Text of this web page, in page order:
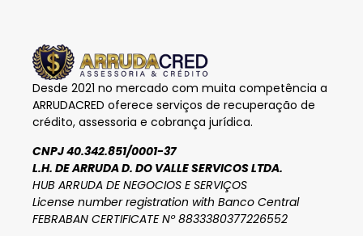
Desde 2021 no mercado com muita competência a
ARRUDACRED oferece serviços de recuperação de
crédito, assessoria e cobrança jurídica.
CNPJ 40.342.851/0001-37
L.H. DE ARRUDA D. DO VALLE SERVICOS LTDA.
HUB ARRUDA DE NEGOCIOS E SERVIÇOS
License number registration with Banco Central
FEBRABAN CERTIFICATE Nº 8833380377226552